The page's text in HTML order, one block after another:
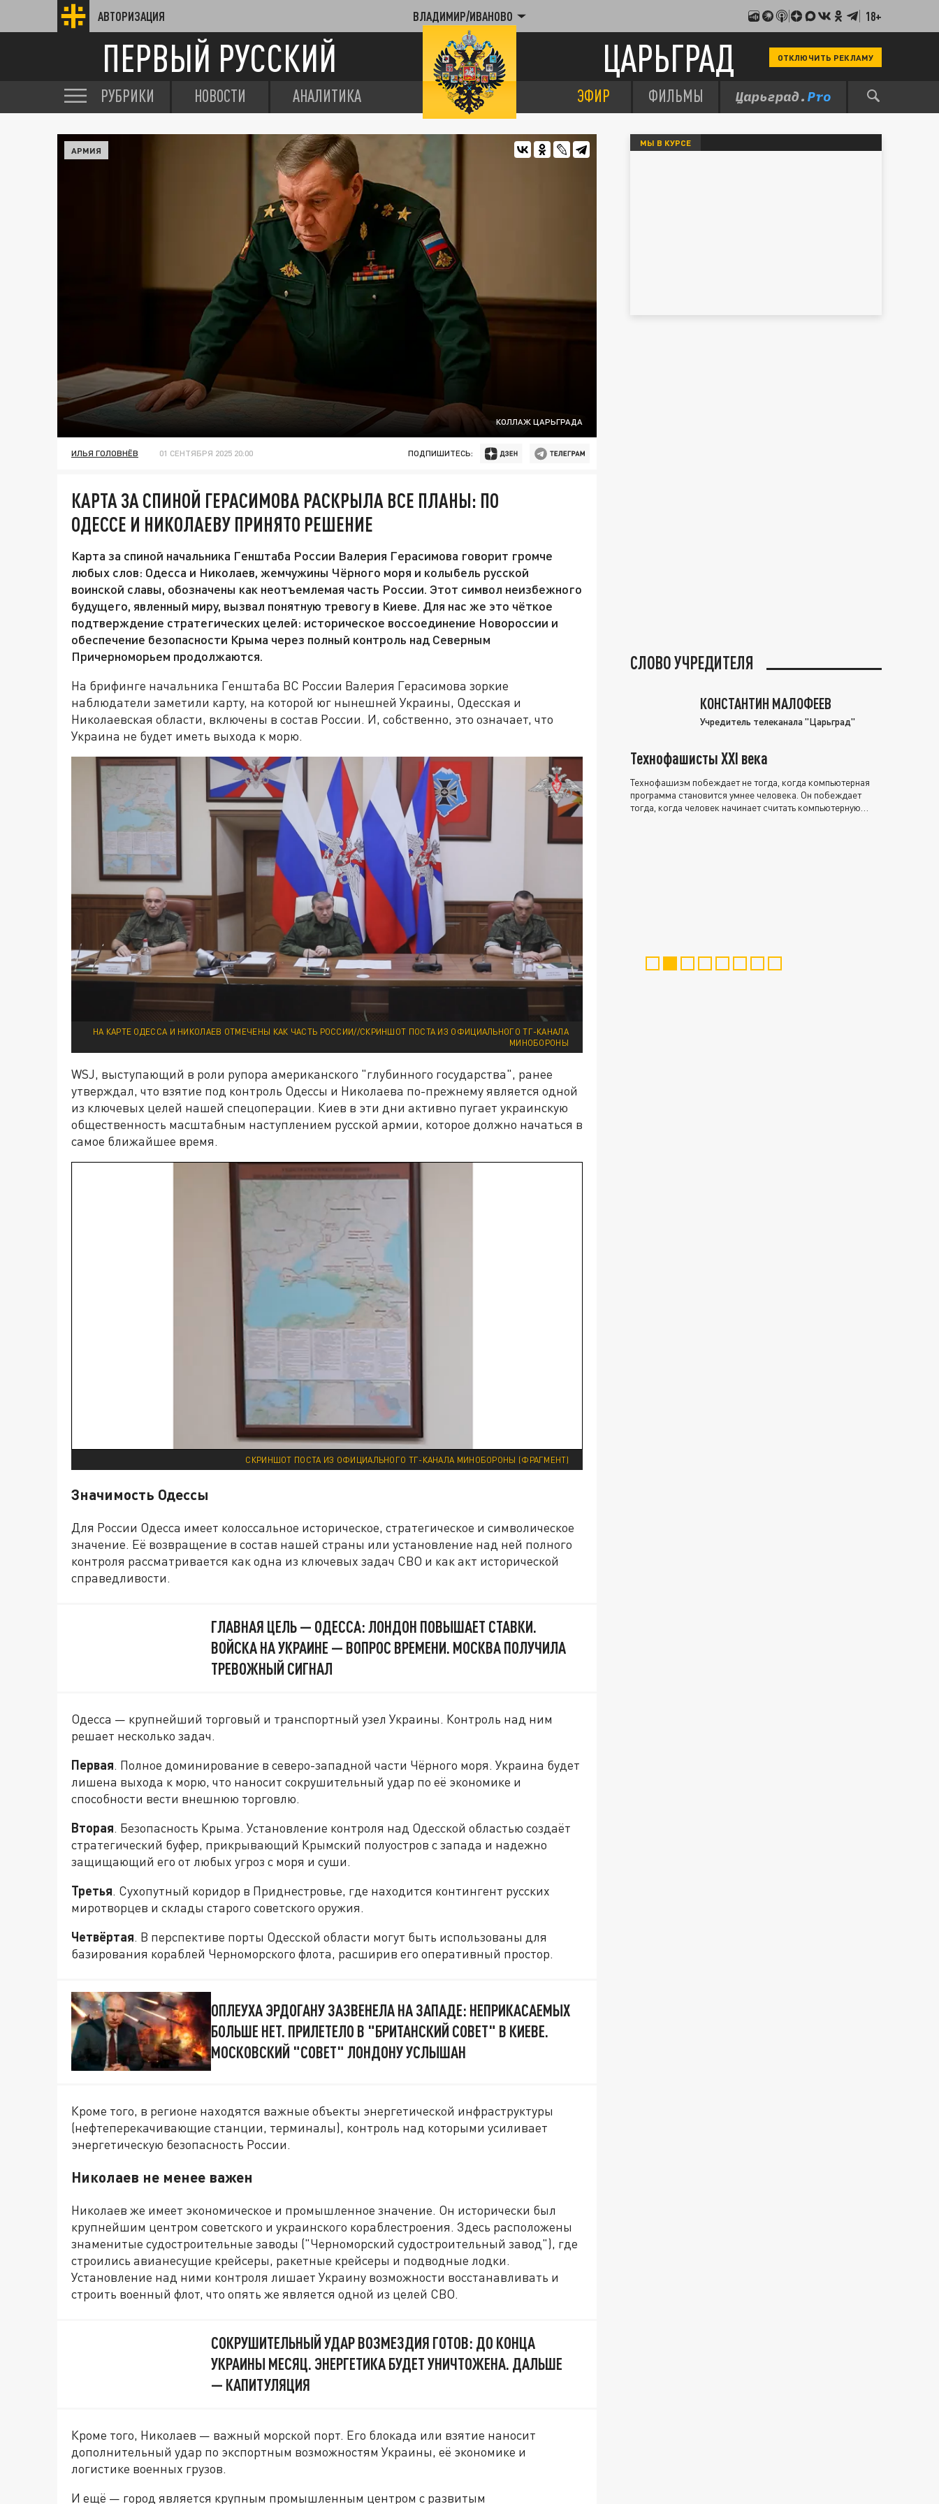
АВТОРИЗАЦИЯ ВЛАДИМИР/ИВАНОВО 18+
ПЕРВЫЙ РУССКИЙ ЦАРЬГРАД ОТКЛЮЧИТЬ РЕКЛАМУ
РУБРИКИ НОВОСТИ АНАЛИТИКА ЭФИР ФИЛЬМЫ
КОЛЛАЖ ЦАРЬГРАДА
АРМИЯ
ИЛЬЯ ГОЛОВНЁВ 01 СЕНТЯБРЯ 2025 20:00 ПОДПИШИТЕСЬ:
КАРТА ЗА СПИНОЙ ГЕРАСИМОВА РАСКРЫЛА ВСЕ ПЛАНЫ: ПО
ОДЕССЕ И НИКОЛАЕВУ ПРИНЯТО РЕШЕНИЕ
Карта за спиной начальника Генштаба России Валерия Герасимова говорит громче
любых слов: Одесса и Николаев, жемчужины Чёрного моря и колыбель русской
воинской славы, обозначены как неотъемлемая часть России. Этот символ неизбежного
будущего, явленный миру, вызвал понятную тревогу в Киеве. Для нас же это чёткое
подтверждение стратегических целей: историческое воссоединение Новороссии и
обеспечение безопасности Крыма через полный контроль над Северным
Причерноморьем продолжаются.
На брифинге начальника Генштаба ВС России Валерия Герасимова зоркие
наблюдатели заметили карту, на которой юг нынешней Украины, Одесская и
Николаевская области, включены в состав России. И, собственно, это означает, что
Украина не будет иметь выхода к морю.
НА КАРТЕ ОДЕССА И НИКОЛАЕВ ОТМЕЧЕНЫ КАК ЧАСТЬ РОССИИ//СКРИНШОТ ПОСТА ИЗ ОФИЦИАЛЬНОГО ТГ-КАНАЛА
МИНОБОРОНЫ
WSJ, выступающий в роли рупора американского "глубинного государства", ранее
утверждал, что взятие под контроль Одессы и Николаева по-прежнему является одной
из ключевых целей нашей спецоперации. Киев в эти дни активно пугает украинскую
общественность масштабным наступлением русской армии, которое должно начаться в
самое ближайшее время.
СКРИНШОТ ПОСТА ИЗ ОФИЦИАЛЬНОГО ТГ-КАНАЛА МИНОБОРОНЫ (ФРАГМЕНТ)
Значимость Одессы
Для России Одесса имеет колоссальное историческое, стратегическое и символическое
значение. Её возвращение в состав нашей страны или установление над ней полного
контроля рассматривается как одна из ключевых задач СВО и как акт исторической
справедливости.
ГЛАВНАЯ ЦЕЛЬ — ОДЕССА: ЛОНДОН ПОВЫШАЕТ СТАВКИ.
ВОЙСКА НА УКРАИНЕ — ВОПРОС ВРЕМЕНИ. МОСКВА ПОЛУЧИЛА
ТРЕВОЖНЫЙ СИГНАЛ
Одесса — крупнейший торговый и транспортный узел Украины. Контроль над ним
решает несколько задач.
Первая. Полное доминирование в северо-западной части Чёрного моря. Украина будет
лишена выхода к морю, что наносит сокрушительный удар по её экономике и
способности вести внешнюю торговлю.
Вторая. Безопасность Крыма. Установление контроля над Одесской областью создаёт
стратегический буфер, прикрывающий Крымский полуостров с запада и надежно
защищающий его от любых угроз с моря и суши.
Третья. Сухопутный коридор в Приднестровье, где находится контингент русских
миротворцев и склады старого советского оружия.
Четвёртая. В перспективе порты Одесской области могут быть использованы для
базирования кораблей Черноморского флота, расширив его оперативный простор.
ОПЛЕУХА ЭРДОГАНУ ЗАЗВЕНЕЛА НА ЗАПАДЕ: НЕПРИКАСАЕМЫХ
БОЛЬШЕ НЕТ. ПРИЛЕТЕЛО В "БРИТАНСКИЙ СОВЕТ" В КИЕВЕ.
МОСКОВСКИЙ "СОВЕТ" ЛОНДОНУ УСЛЫШАН
Кроме того, в регионе находятся важные объекты энергетической инфраструктуры
(нефтеперекачивающие станции, терминалы), контроль над которыми усиливает
энергетическую безопасность России.
Николаев не менее важен
Николаев же имеет экономическое и промышленное значение. Он исторически был
крупнейшим центром советского и украинского кораблестроения. Здесь расположены
знаменитые судостроительные заводы ("Черноморский судостроительный завод"), где
строились авианесущие крейсеры, ракетные крейсеры и подводные лодки.
Установление над ними контроля лишает Украину возможности восстанавливать и
строить военный флот, что опять же является одной из целей СВО.
СОКРУШИТЕЛЬНЫЙ УДАР ВОЗМЕЗДИЯ ГОТОВ: ДО КОНЦА
УКРАИНЫ МЕСЯЦ. ЭНЕРГЕТИКА БУДЕТ УНИЧТОЖЕНА. ДАЛЬШЕ
— КАПИТУЛЯЦИЯ
Кроме того, Николаев — важный морской порт. Его блокада или взятие наносит
дополнительный удар по экспортным возможностям Украины, её экономике и
логистике военных грузов.
И ещё — город является крупным промышленным центром с развитым
МЫ В КУРСЕ
СЛОВО УЧРЕДИТЕЛЯ
КОНСТАНТИН МАЛОФЕЕВ
Учредитель телеканала "Царьград"
Технофашисты XXI века
Технофашизм побеждает не тогда, когда компьютерная
программа становится умнее человека. Он побеждает
тогда, когда человек начинает считать компьютерную